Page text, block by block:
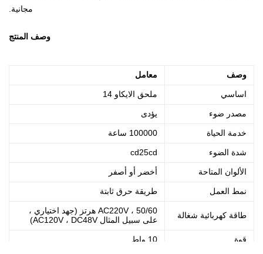
مجانية.
وصف المنتج
وصف معامل
اساسي ملحق الايكاو 14
مصدر ضوء يؤدى
خدمة الحياة 100000 ساعة
شدة الضوء cd25cd
الألوان المتاحة أخضر أو ​​أصفر
نمط العمل طريقة حرق ثابتة
طاقة كهربائية شغالة
AC220V ، 50/60 هرتز (جهد اختياري ،
على سبيل المثال AC120V ، DC48V)
قوة 10 واط